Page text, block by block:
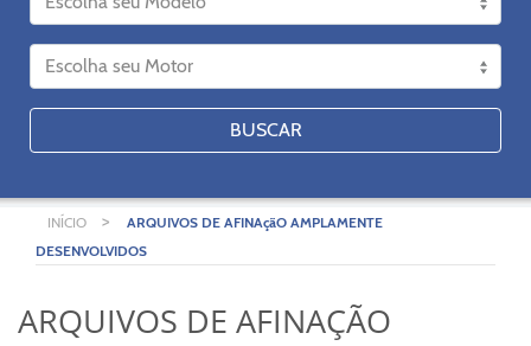
BUSCAR
INÍCIO >
ARQUIVOS DE AFINAçãO AMPLAMENTE
DESENVOLVIDOS
ARQUIVOS DE AFINAÇÃO